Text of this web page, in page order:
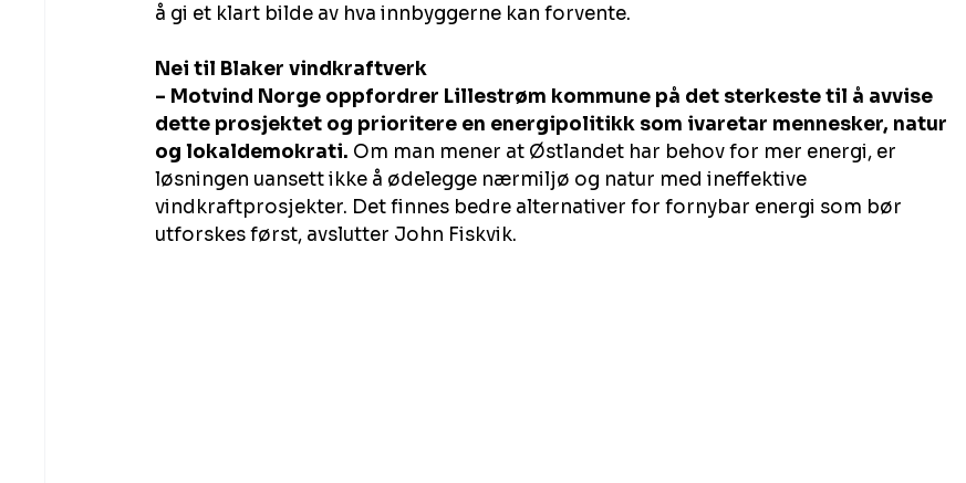
å gi et klart bilde av hva innbyggerne kan forvente.
Nei til Blaker vindkraftverk
– Motvind Norge oppfordrer Lillestrøm kommune på det sterkeste til å avvise
dette prosjektet og prioritere en energipolitikk som ivaretar mennesker, natur
og lokaldemokrati. Om man mener at Østlandet har behov for mer energi, er
løsningen uansett ikke å ødelegge nærmiljø og natur med ineffektive
vindkraftprosjekter. Det finnes bedre alternativer for fornybar energi som bør
utforskes først, avslutter John Fiskvik.